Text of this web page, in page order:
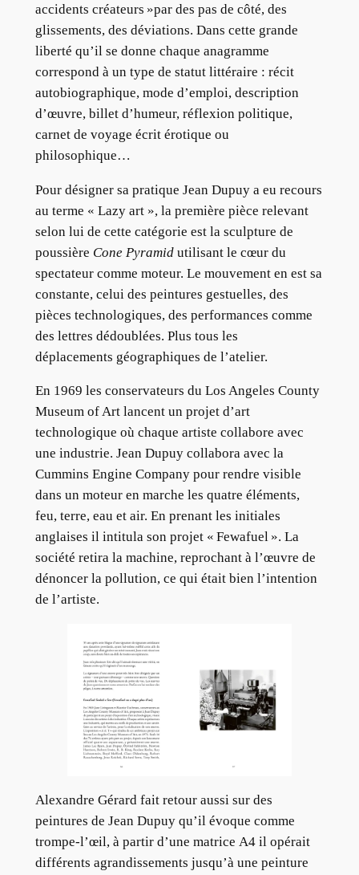
accidents créateurs »par des pas de côté, des
glissements, des déviations. Dans cette grande
liberté qu’il se donne chaque anagramme
correspond à un type de statut littéraire : récit
autobiographique, mode d’emploi, description
d’œuvre, billet d’humeur, réflexion politique,
carnet de voyage écrit érotique ou
philosophique…
Pour désigner sa pratique Jean Dupuy a eu recours
au terme « Lazy art », la première pièce relevant
selon lui de cette catégorie est la sculpture de
poussière Cone Pyramid utilisant le cœur du
spectateur comme moteur. Le mouvement en est sa
constante, celui des peintures gestuelles, des
pièces technologiques, des performances comme
des lettres dédoublées. Plus tous les
déplacements géographiques de l’atelier.
En 1969 les conservateurs du Los Angeles County
Museum of Art lancent un projet d’art
technologique où chaque artiste collabore avec
une industrie. Jean Dupuy collabora avec la
Cummins Engine Company pour rendre visible
dans un moteur en marche les quatre éléments,
feu, terre, eau et air. En prenant les initiales
anglaises il intitula son projet « Fewafuel ». La
société retira la machine, reprochant à l’œuvre de
dénoncer la pollution, ce qui était bien l’intention
de l’artiste.
Alexandre Gérard fait retour aussi sur des
peintures de Jean Dupuy qu’il évoque comme
trompe-l’œil, à partir d’une matrice A4 il opérait
différents agrandissements jusqu’à une peinture